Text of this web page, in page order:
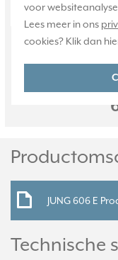
voor
Lees meer in ons
cookies? Klik dan
JUNG 606 E
Technische